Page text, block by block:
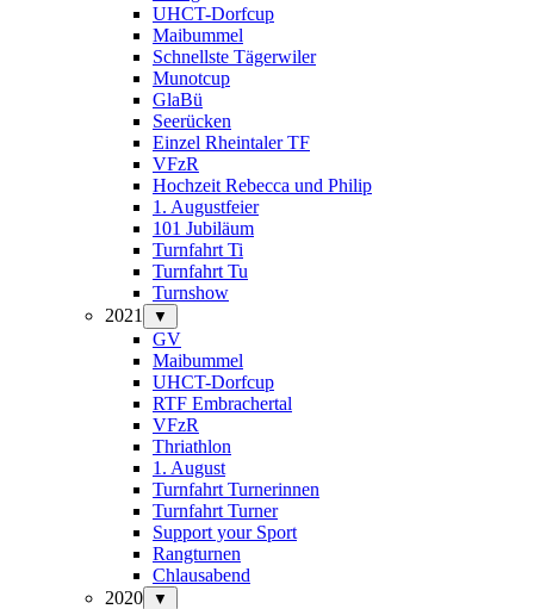
UHCT-Dorfcup
Maibummel
Schnellste Tägerwiler
Munotcup
GlaBü
Seerücken
Einzel Rheintaler TF
VFzR
Hochzeit Rebecca und Philip
1. Augustfeier
101 Jubiläum
Turnfahrt Ti
Turnfahrt Tu
Turnshow
2021
▼
GV
Maibummel
UHCT-Dorfcup
RTF Embrachertal
VFzR
Thriathlon
1. August
Turnfahrt Turnerinnen
Turnfahrt Turner
Support your Sport
Rangturnen
Chlausabend
2020
▼